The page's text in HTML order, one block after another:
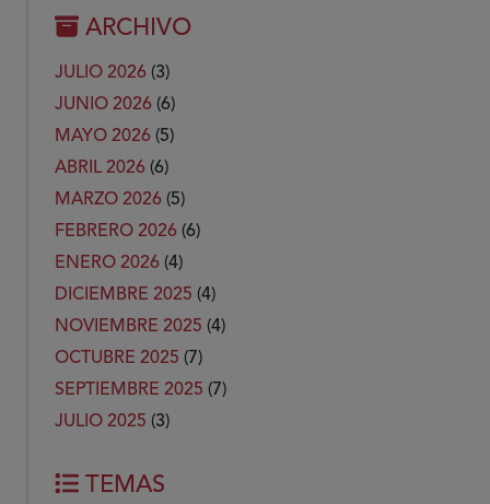
ARCHIVO
JULIO 2026 (3)
JUNIO 2026 (6)
MAYO 2026 (5)
ABRIL 2026 (6)
MARZO 2026 (5)
FEBRERO 2026 (6)
ENERO 2026 (4)
DICIEMBRE 2025 (4)
NOVIEMBRE 2025 (4)
OCTUBRE 2025 (7)
SEPTIEMBRE 2025 (7)
JULIO 2025 (3)
TEMAS